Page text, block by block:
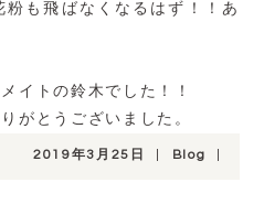
も飛ばなくなるはず！！あ
トの鈴木でした！！
がとうございました。
2019年3月25日 Blog